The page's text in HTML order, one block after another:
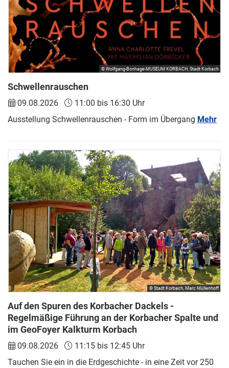
Schwellenrauschen
09.08.2026
11:00 bis 16:30 Uhr
Ausstellung Schwellenrauschen - Form im Übergang Mehr
© Wolfgang-Bonhage-MUSEUM KORBACH, Stadt Korbach
Auf den Spuren des Korbacher Dackels -
Regelmäßige Führung an der Korbacher Spalte und
im GeoFoyer Kalkturm Korbach
09.08.2026
11:15 bis 12:45 Uhr
Tauchen Sie ein in die Erdgeschichte - in eine Zeit vor 250
© Stadt Korbach, Marc Müllenhoff